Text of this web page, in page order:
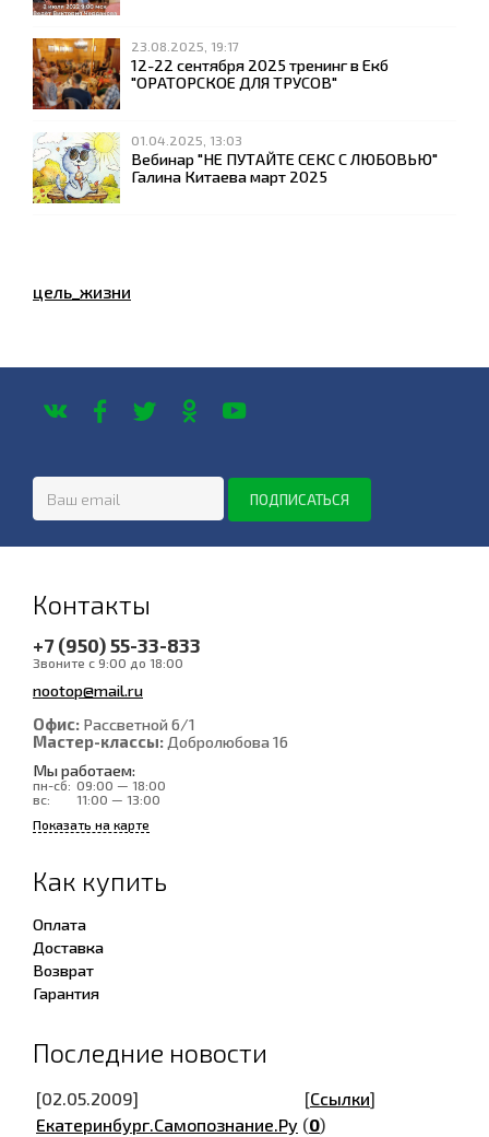
23.08.2025, 19:17
12-22 сентября 2025 тренинг в Екб
"ОРАТОРСКОЕ ДЛЯ ТРУСОВ"
01.04.2025, 13:03
Вебинар "НЕ ПУТАЙТЕ СЕКС С ЛЮБОВЬЮ"
Галина Китаева март 2025
цель_жизни
Контакты
+7 (950) 55-33-833
Звоните с 9:00 до 18:00
nootop@mail.ru
Офис: Рассветной 6/1
Мастер-классы: Добролюбова 16
Мы работаем:
пн-сб: 09:00 — 18:00
вс:
11:00 — 13:00
Показать на карте
Как купить
Оплата
Доставка
Возврат
Гарантия
Последние новости
[02.05.2009] [Ссылки]
Екатеринбург.Самопознание.Ру (0)